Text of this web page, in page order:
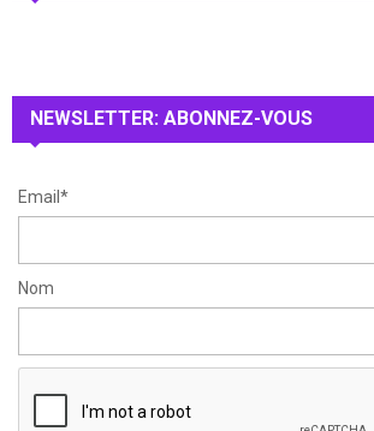
:
NEWSLETTER: ABONNEZ-VOUS
Email*
Nom